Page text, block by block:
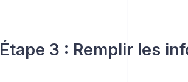
Étape 3 : Remplir les